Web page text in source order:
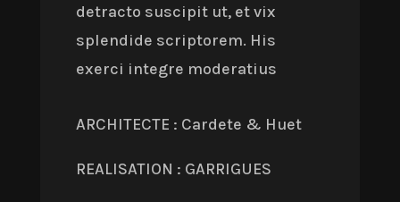
detracto suscipit ut, et vix
splendide scriptorem. His
exerci integre moderatius
ARCHITECTE : Cardete & Huet
REALISATION : GARRIGUES